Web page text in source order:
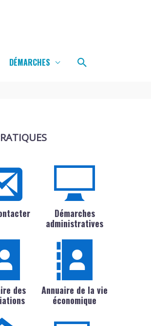
DÉMARCHES Rechercher
Démarches
administratives
des
Annuaire de la vie
économique